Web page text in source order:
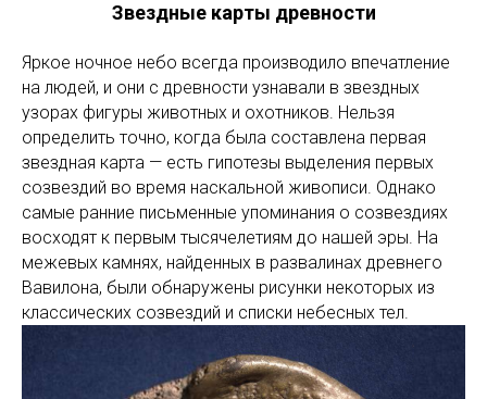
Звездные карты древности
Яркое ночное небо всегда производило впечатление
на людей, и они с древности узнавали в звездных
узорах фигуры животных и охотников. Нельзя
определить точно, когда была составлена первая
звездная карта — есть гипотезы выделения первых
созвездий во время наскальной живописи. Однако
самые ранние письменные упоминания о созвездиях
восходят к первым тысячелетиям до нашей эры. На
межевых камнях, найденных в развалинах древнего
Вавилона, были обнаружены рисунки некоторых из
классических созвездий и списки небесных тел.